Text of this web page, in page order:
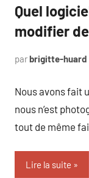
Quel
modifier
parbrigitte-huard
Nous avons fait
nous n’est
tout de même
Lire la suite